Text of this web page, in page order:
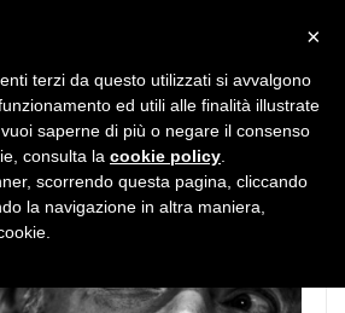
×
terzi da questo utilizzati si avvalgono
ed utili alle finalità illustrate
saperne di più o negare il consenso
consulta la cookie policy
scorrendo questa pagina, cliccando
la navigazione in altra maniera,